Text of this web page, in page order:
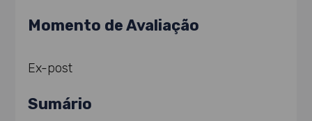
Momento de Avaliação
Ex-post
Sumário